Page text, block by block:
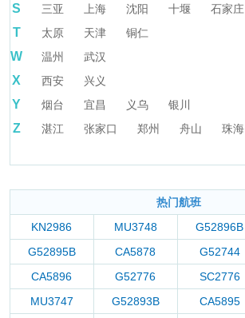
S 三亚 上海 沈阳 十堰 石家庄
T 太原 天津 铜仁
W 温州 武汉
X 西安 兴义
Y 烟台 宜昌 义乌 银川
Z 湛江 张家口 郑州 舟山 珠海
热门航班
KN2986
MU3748 G52896B
G52895B
CA5878 G52744
CA5896
G52776 SC2776
MU3747
G52893B CA5895